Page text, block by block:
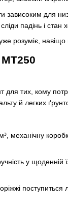
зависоким для
падінь і стан
розуміє,
для тих, кому
й легких
механічну
у